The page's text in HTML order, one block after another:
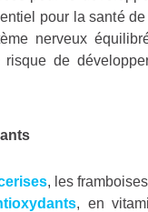
pour la santé
nerveux
risque de
, les
, en